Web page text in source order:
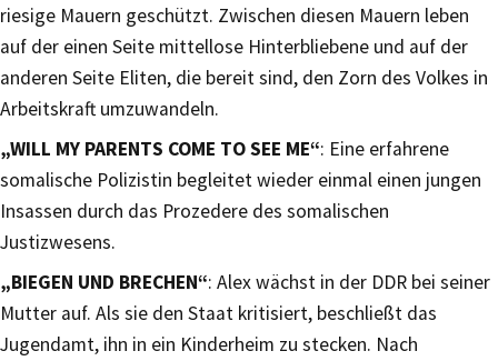
riesige Mauern geschützt. Zwischen diesen Mauern leben
auf der einen Seite mittellose Hinterbliebene und auf der
anderen Seite Eliten, die bereit sind, den Zorn des Volkes in
Arbeitskraft umzuwandeln.
„WILL MY PARENTS COME TO SEE ME“: Eine erfahrene
somalische Polizistin begleitet wieder einmal einen jungen
Insassen durch das Prozedere des somalischen
Justizwesens.
„BIEGEN UND BRECHEN“: Alex wächst in der DDR bei seiner
Mutter auf. Als sie den Staat kritisiert, beschließt das
Jugendamt, ihn in ein Kinderheim zu stecken. Nach